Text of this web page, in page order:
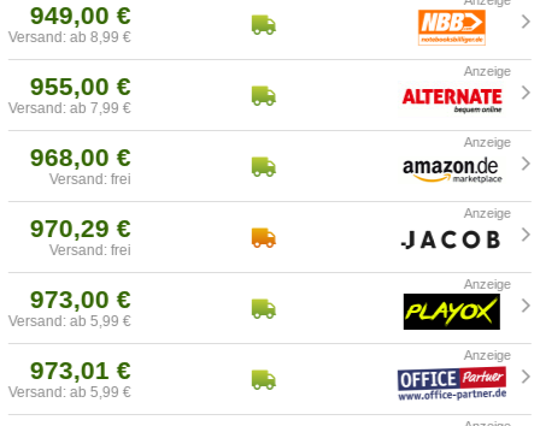
949,00 €
Versand: ab 8,99 €
955,00 €
Versand: ab 7,99 €
968,00 €
Versand: frei
970,29 €
Versand: frei
973,00 €
Versand: ab 5,99 €
973,01 €
Versand: ab 5,99 €